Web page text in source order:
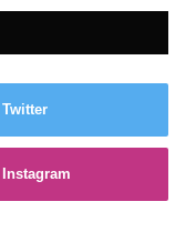
Twitter
Instagram